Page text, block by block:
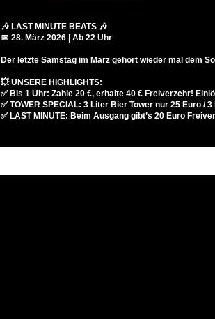
🎶 LAST MINUTE BEATS 🎶
📅 28. März 2026 | Ab 22 Uhr
Der letzte Samstag im März gehört wieder mal dem
💥 UNSERE HIGHLIGHTS:
✅ Bis 1 Uhr: Zahle 20 €, erhalte 40 € Freiverzehr!
✅ TOWER SPECIAL: 3 Liter Bier Tower nur 25 Euro /
✅ LAST MINUTE: Beim Ausgang gibt’s 20 Euro